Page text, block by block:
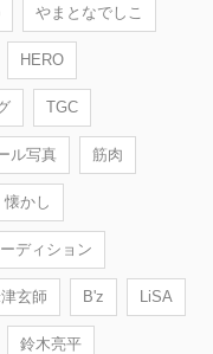
やまとなでしこ
HERO
TGC
ル写真 筋肉
懐かし
ディション
玄師 B'z LiSA
鈴木亮平